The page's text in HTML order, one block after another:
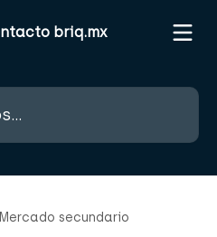
Mercado secundario